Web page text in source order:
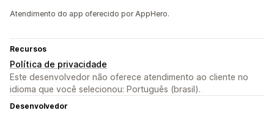
Atendimento do app oferecido por AppHero.
Recursos
Política de privacidade
Este desenvolvedor não oferece atendimento ao cliente no
idioma que você selecionou: Português (brasil).
Desenvolvedor